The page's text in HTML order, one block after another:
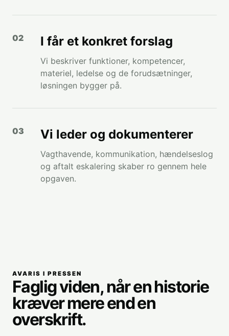
I får et konkret forslag
Vi beskriver funktioner, kompetencer,
materiel, ledelse og de forudsætninger,
løsningen bygger på.
Vi leder og dokumenterer
Vagthavende, kommunikation, hændelseslog
og aftalt eskalering skaber ro gennem hele
opgaven.
AVARIS I PRESSEN
Faglig viden, når en historie
kræver mere end en
overskrift.